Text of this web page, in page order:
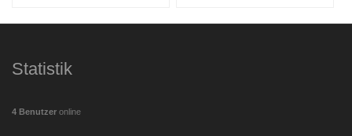
Statistik
4 Benutzer online